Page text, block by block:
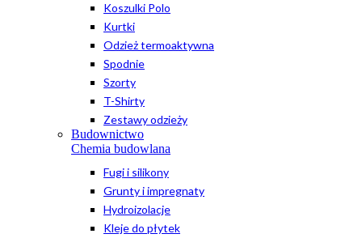
Koszulki Polo
Kurtki
Odzież termoaktywna
Spodnie
Szorty
T-Shirty
Zestawy odzieży
Budownictwo
Chemia budowlana
Fugi i silikony
Grunty i impregnaty
Hydroizolacje
Kleje do płytek